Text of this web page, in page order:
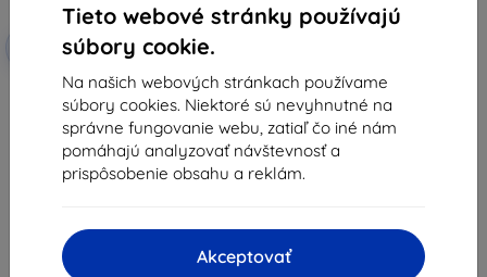
Tieto webové stránky používajú
súbory cookie.
Na našich webových stránkach používame
súbory cookies. Niektoré sú nevyhnutné na
správne fungovanie webu, zatiaľ čo iné nám
pomáhajú analyzovať návštevnosť a
prispôsobenie obsahu a reklám.
Akceptovať
Zľava s
kupónom
EXTRA10
SPIGEN ULTRA HYBRID PRO
púzdro pre IPAD AIR 4 2020 / 5
2022 levanduľové (ACS04567)
46,90 €
42,21 €